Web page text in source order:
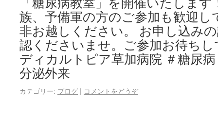
族、予備軍の方のご参加も歓迎
非お越しください。 お申し込み
認くださいませ。ご参加お待ち
ディカルトピア草加病院 ＃糖尿
分泌外来
カテゴリー: ブログ | コメントをどうぞ